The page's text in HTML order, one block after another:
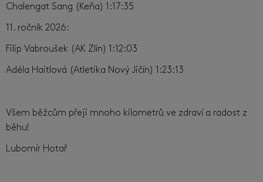
Chalengat Sang (Keňa) 1:17:35
11. ročník 2026:
Filip Vabroušek (AK Zlín) 1:12:03
Adéla Haitlová (Atletika Nový Jičín) 1:23:13
Všem běžcům přeji mnoho kilometrů ve zdraví a radost z
běhu!
Lubomír Hotař